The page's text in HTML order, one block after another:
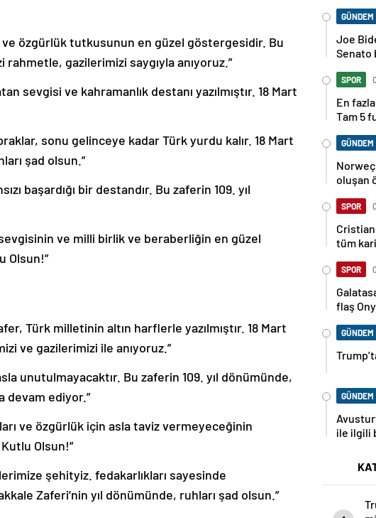
ve özgürlük tutkusunun en güzel göstergesidir. Bu
gazilerimizi saygıyla anıyoruz.”
sevgisi ve kahramanlık destanı yazılmıştır. 18 Mart
sonu gelinceye kadar Türk yurdu kalır. 18 Mart
şad olsun.”
başardığı bir destandır. Bu zaferin 109. yıl
ve milli birlik ve beraberliğin en güzel
Olsun!”
Türk milletinin altın harflerle yazılmıştır. 18 Mart
ve gazilerimizi ile anıyoruz.”
unutulmayacaktır. Bu zaferin 109. yıl dönümünde,
devam ediyor.”
ve özgürlük için asla taviz vermeyeceğinin
Olsun!”
şehityiz. fedakarlıkları sayesinde
Zaferi’nin yıl dönümünde, ruhları şad olsun.”
GÜNDEM
Joe
Senato
SPOR
En
Tam 5
GÜNDEM
oluşan
SPOR
tüm
SPOR
flaş
GÜNDEM
GÜNDEM
ile ilgili